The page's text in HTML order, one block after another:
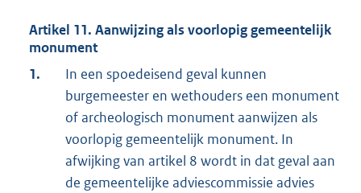
Artikel 11. Aanwijzing als voorlopig gemeentelijk
monument
1.
In een spoedeisend geval kunnen
burgemeester en wethouders een monument
of archeologisch monument aanwijzen als
voorlopig gemeentelijk monument. In
afwijking van artikel 8 wordt in dat geval aan
de gemeentelijke adviescommissie advies